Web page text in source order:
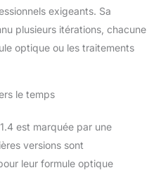
exigeants. Sa
plusieurs itérations, chacune
optique ou les traitements
le temps
est marquée par une
versions sont
leur formule optique